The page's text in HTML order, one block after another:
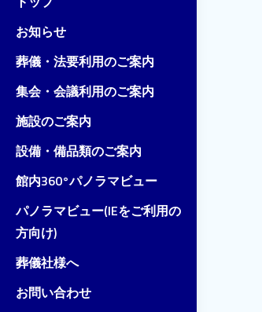
お知らせ
葬儀・法要利用のご案内
集会・会議利用のご案内
施設のご案内
設備・備品類のご案内
館内360°パノラマビュー
パノラマビュー(IEをご利用の
方向け)
葬儀社様へ
お問い合わせ